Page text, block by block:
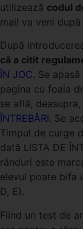
utilizează codul
mail va veni
După
că a citit
ÎN JOC. Se
pagina cu foaia
se află,
ÎNTREBĂRI. Se
Timpul de curge
dată LISTA DE
rânduri este
elevul poate bifa
D, E).
Fiind un test de